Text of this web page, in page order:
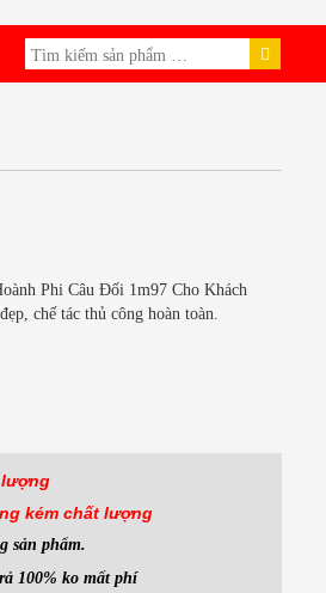
Phi Câu Đối 1m97 Cho Khách
chế tác thủ công hoàn toàn.
lượng
kém chất lượng
sản phẩm.
100% ko mất phí